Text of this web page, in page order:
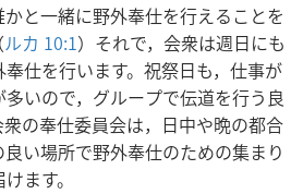
と一緒に野外奉仕を行えることを
ルカ 10:1）それで，会衆は週日にも
仕を行います。祝祭日も，仕事が
いので，グループで伝道を行う良
の奉仕委員会は，日中や晩の都合
い場所で野外奉仕のための集まり
ます。